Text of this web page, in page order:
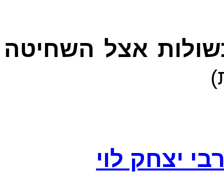
על ה-43 מכשולות אצל השחיטה
יצחק לוי